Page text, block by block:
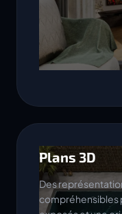
Plans 3D
Des
compréhensibles